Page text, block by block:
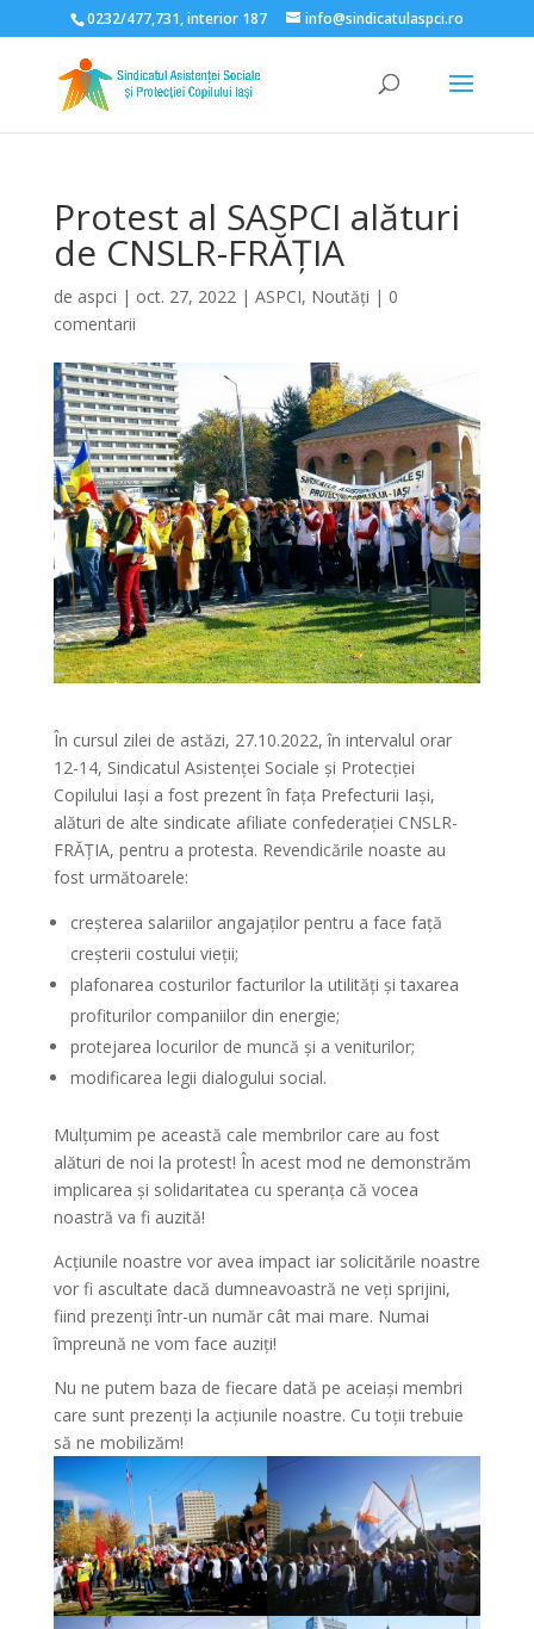
Deschide bara de unelte
0232/477,731, interior 187 info@sindicatulaspci.ro
Protest al SASPCI alături
de CNSLR-FRĂȚIA
de aspci | oct. 27, 2022| ASPCI, Noutăți | 0
comentarii
În cursul zilei de astăzi, 27.10.2022, în intervalul orar
12-14, Sindicatul Asistenței Sociale și Protecției
Copilului Iași a fost prezent în fața Prefecturii Iași,
alături de alte sindicate afiliate confederației CNSLR-
FRĂȚIA, pentru a protesta. Revendicările noaste au
fost următoarele:
creșterea salariilor angajaților pentru a face față
creșterii costului vieții;
plafonarea costurilor facturilor la utilități și taxarea
profiturilor companiilor din energie;
protejarea locurilor de muncă și a veniturilor;
modificarea legii dialogului social.
Mulțumim pe această cale membrilor care au fost
alături de noi la protest! În acest mod ne demonstrăm
implicarea și solidaritatea cu speranța că vocea
noastră va fi auzită!
Acțiunile noastre vor avea impact iar solicitările noastre
vor fi ascultate dacă dumneavoastră ne veți sprijini,
fiind prezenți într-un număr cât mai mare. Numai
împreună ne vom face auziți!
Nu ne putem baza de fiecare dată pe aceiași membri
care sunt prezenți la acțiunile noastre. Cu toții trebuie
să ne mobilizăm!